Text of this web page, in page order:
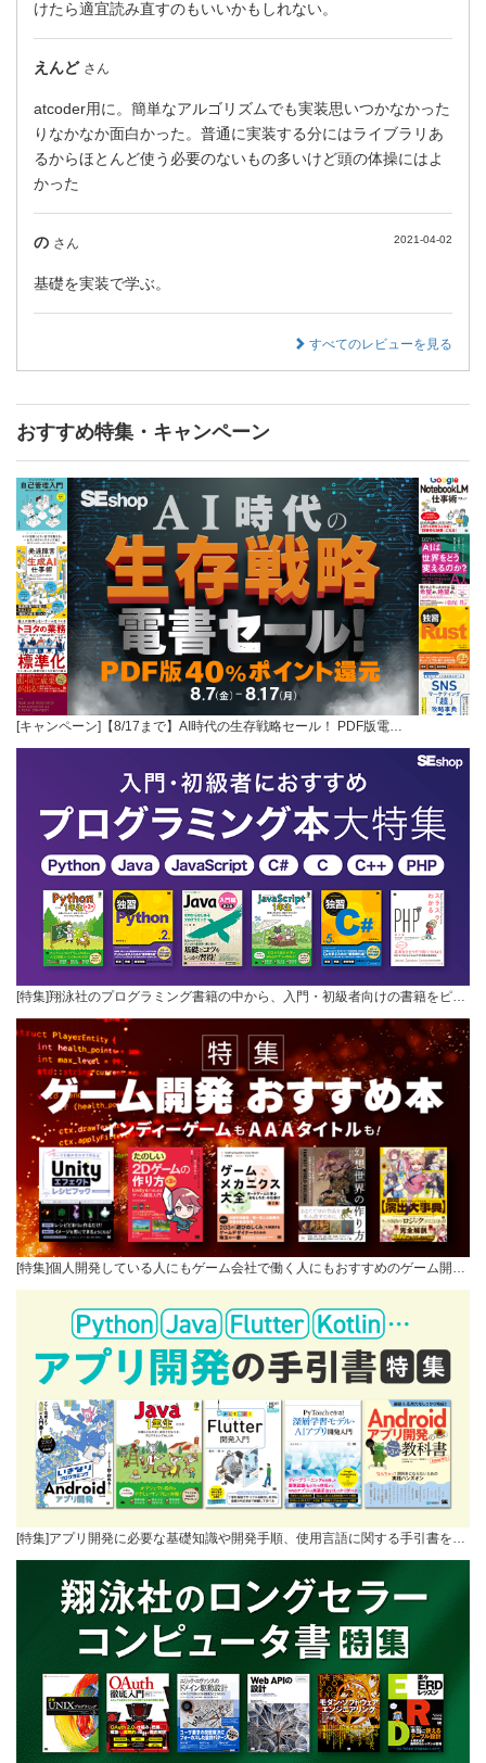
けたら適宜読み直すのもいいかもしれない。
えんど さん
atcoder用に。簡単なアルゴリズムでも実装思いつかなかった
りなかなか面白かった。普通に実装する分にはライブラリあ
るからほとんど使う必要のないもの多いけど頭の体操にはよ
かった
の さん 2021-04-02
基礎を実装で学ぶ。
すべてのレビューを見る
おすすめ特集・キャンペーン
[キャンペーン]【8/17まで】AI時代の生存戦略セール！ PDF版電…
[特集]翔泳社のプログラミング書籍の中から、入門・初級者向けの書籍をピ…
[特集]個人開発している人にもゲーム会社で働く人にもおすすめのゲーム開…
[特集]アプリ開発に必要な基礎知識や開発手順、使用言語に関する手引書を…